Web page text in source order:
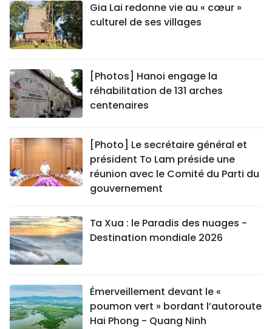
Gia Lai redonne vie au « cœur »
culturel de ses villages
[Photos] Hanoi engage la
réhabilitation de 131 arches
centenaires
[Photo] Le secrétaire général et
président To Lam préside une
réunion avec le Comité du Parti du
gouvernement
Ta Xua : le Paradis des nuages -
Destination mondiale 2026
Émerveillement devant le «
poumon vert » bordant l’autoroute
Hai Phong - Quang Ninh